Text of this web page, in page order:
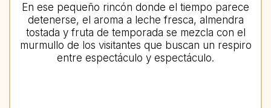
En ese pequeño rincón donde el tiempo parece
detenerse, el aroma a leche fresca, almendra
tostada y fruta de temporada se mezcla con el
murmullo de los visitantes que buscan un respiro
entre espectáculo y espectáculo.